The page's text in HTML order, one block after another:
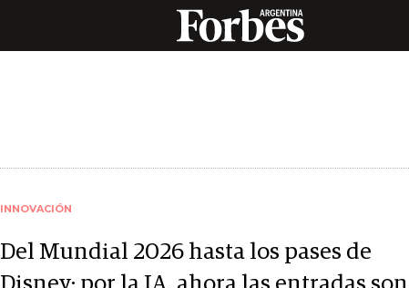
INNOVACIÓN
Del Mundial 2026 hasta los pases de